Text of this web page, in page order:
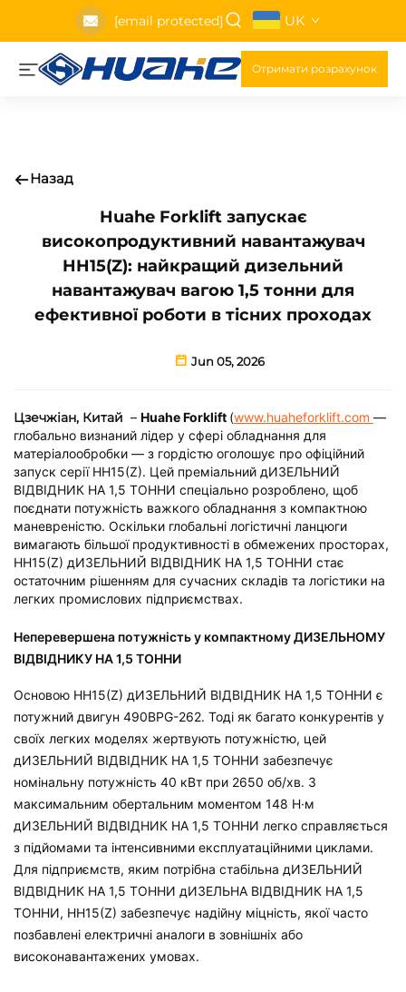
[email protected] UK
Отримати розрахунок
Назад
Huahe Forklift запускає
високопродуктивний навантажувач
HH15(Z): найкращий дизельний
навантажувач вагою 1,5 тонни для
ефективної роботи в тісних проходах
Jun 05, 2026
Цзечжіан, Китай – Huahe Forklift (www.huaheforklift.com —
глобально визнаний лідер у сфері обладнання для
матеріалообробки — з гордістю оголошує про офіційний
запуск серії HH15(Z). Цей преміальний дИЗЕЛЬНИЙ
ВІДВІДНИК НА 1,5 ТОННИ спеціально розроблено, щоб
поєднати потужність важкого обладнання з компактною
маневреністю. Оскільки глобальні логістичні ланцюги
вимагають більшої продуктивності в обмежених просторах,
HH15(Z) дИЗЕЛЬНИЙ ВІДВІДНИК НА 1,5 ТОННИ стає
остаточним рішенням для сучасних складів та логістики на
легких промислових підприємствах.
Неперевершена потужність у компактному ДИЗЕЛЬНОМУ
ВІДВІДНИКУ НА 1,5 ТОННИ
Основою HH15(Z) дИЗЕЛЬНИЙ ВІДВІДНИК НА 1,5 ТОННИ є
потужний двигун 490BPG-262. Тоді як багато конкурентів у
своїх легких моделях жертвують потужністю, цей
дИЗЕЛЬНИЙ ВІДВІДНИК НА 1,5 ТОННИ забезпечує
номінальну потужність 40 кВт при 2650 об/хв. З
максимальним обертальним моментом 148 Н·м
дИЗЕЛЬНИЙ ВІДВІДНИК НА 1,5 ТОННИ легко справляється
з підйомами та інтенсивними експлуатаційними циклами.
Для підприємств, яким потрібна стабільна дИЗЕЛЬНИЙ
ВІДВІДНИК НА 1,5 ТОННИ дИЗЕЛЬНА ВІДВІДНИК НА 1,5
ТОННИ, HH15(Z) забезпечує надійну міцність, якої часто
позбавлені електричні аналоги в зовнішніх або
високонавантажених умовах.